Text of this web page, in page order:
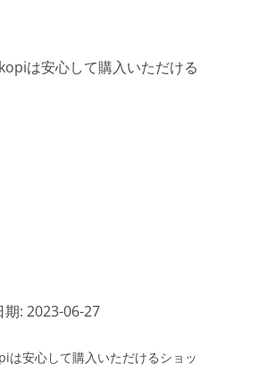
は安心して購入いただける
期: 2023-06-27
は安心して購入いただけるショッ